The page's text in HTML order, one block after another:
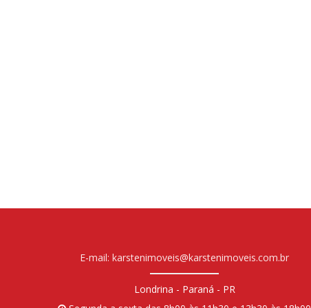
E-mail: karstenimoveis@karstenimoveis.com.br
Londrina - Paraná - PR